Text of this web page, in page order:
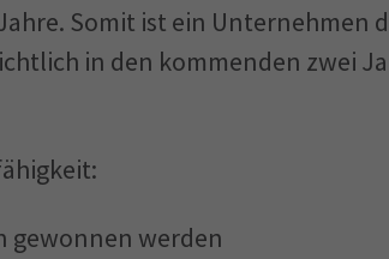
Somit ist ein Unternehmen
in den kommenden zwei
gewonnen werden